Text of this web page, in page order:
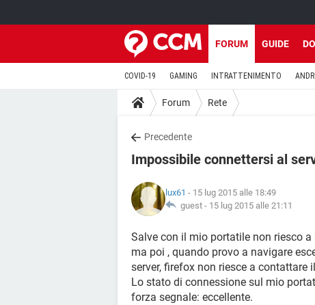
FORUM GUIDE
COVID-19 GAMING INTRATTENIMENTO
Forum Rete
Precedente
Impossibile connettersi al
lux61 - 15 lug 2015 alle 18:49
guest - 15 lug 2015 alle 21:11
Salve con il mio portatile non riesco a
ma poi , quando provo a navigare
server, firefox non riesce a contattare
Lo stato di connessione sul mio
forza segnale: eccellente.